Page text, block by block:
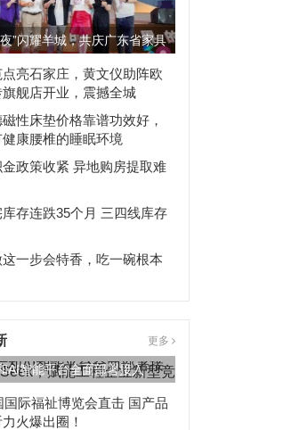
”闪耀羊城，共庆广东省家具
辉煌
亮石家庄，黄文仪助阵欧
舰店开业，震撼全城
性床垫价格靠谱功效好，
康腰椎的睡眠环境
政策收紧 异地购房提取难
存连跌35个月 三四线库存
一步会特香，吃一碗根本
更多
AI智能平台全面部署接入
，赋能工程...
国际福祉博览会直击 国产品
火爆出圈！